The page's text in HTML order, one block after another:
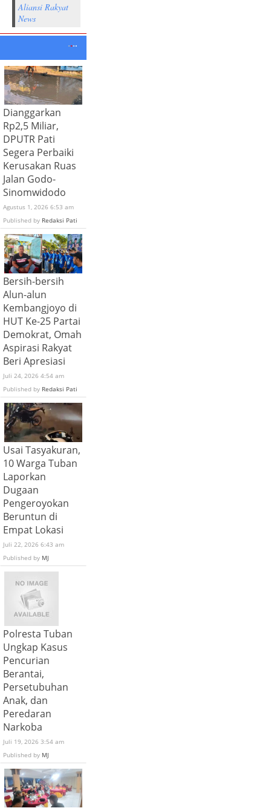
Aliansi Rakyat
News
Dianggarkan
Rp2,5 Miliar,
DPUTR Pati
Segera Perbaiki
Kerusakan Ruas
Jalan Godo-
Sinomwidodo
Agustus 1, 2026 6:53 am
Published by Redaksi Pati
Bersih-bersih
Alun-alun
Kembangjoyo di
HUT Ke-25 Partai
Demokrat, Omah
Aspirasi Rakyat
Beri Apresiasi
Juli 24, 2026 4:54 am
Published by Redaksi Pati
Usai Tasyakuran,
10 Warga Tuban
Laporkan
Dugaan
Pengeroyokan
Beruntun di
Empat Lokasi
Juli 22, 2026 6:43 am
Published by MJ
Polresta Tuban
Ungkap Kasus
Pencurian
Berantai,
Persetubuhan
Anak, dan
Peredaran
Narkoba
Juli 19, 2026 3:54 am
Published by MJ